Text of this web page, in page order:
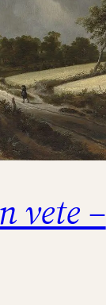
vete –